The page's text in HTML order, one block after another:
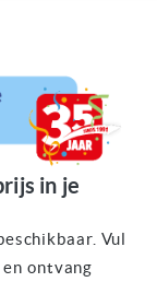
in je
Vul
ontvang